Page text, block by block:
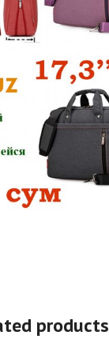
products